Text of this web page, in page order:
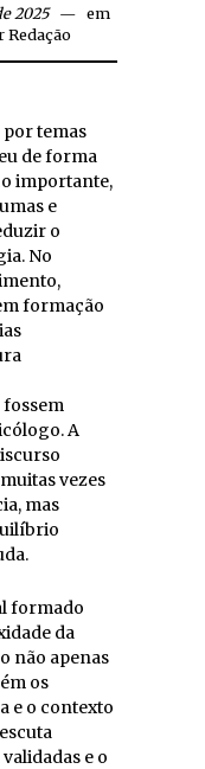
2025
em
Redação
por temas
de forma
importante,
e
o
No
formação
A
vezes
mas
formado
da
não apenas
os
e o contexto
e o